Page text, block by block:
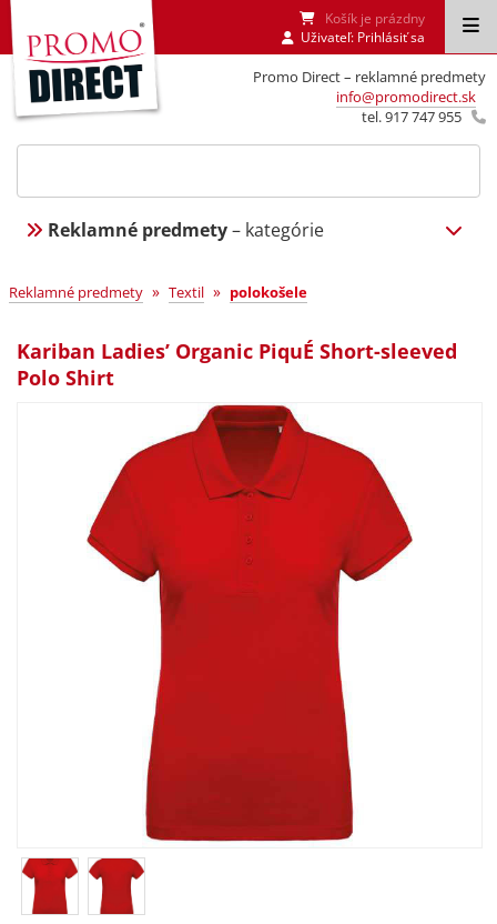
Promo Direct – reklamné predmety
info@promodirect.sk
tel. 917 747 955
Košík je prázdny
Uživateľ: Prihlásiť sa
Reklamné predmety– kategórie
Reklamné predmety » Textil » polokošele
Kariban Ladies’ Organic PiquÉ Short-sleeved
Polo Shirt